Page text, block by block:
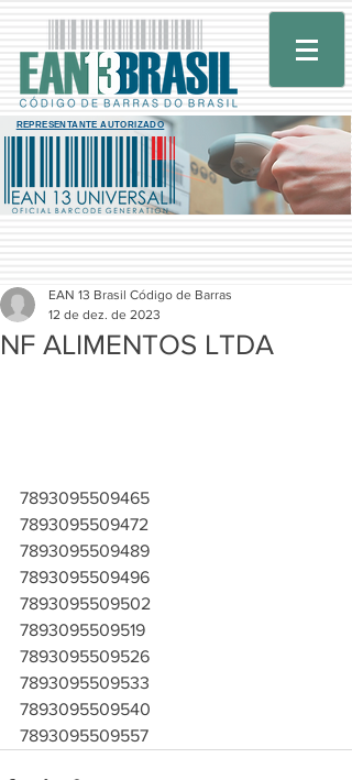
REPRESENTANTE AUTORIZADO
NF ALIMENTOS LTDA
EAN 13 Brasil Código de Barras
12 de dez. de 2023
7893095509465
7893095509472
7893095509489
7893095509496
7893095509502
7893095509519
7893095509526
7893095509533
7893095509540
7893095509557